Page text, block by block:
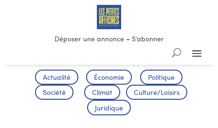
Déposer une annonce– S’abonner
Actualité Économie Politique
Société Climat Culture/Loisirs
Juridique